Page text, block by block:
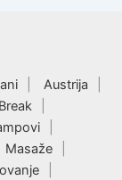
Austrija
Masaže